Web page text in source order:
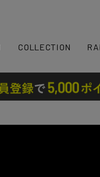
COLLECTION検索